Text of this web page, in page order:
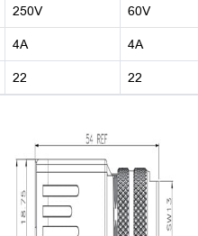
250V 60V
4A 4A
22 22